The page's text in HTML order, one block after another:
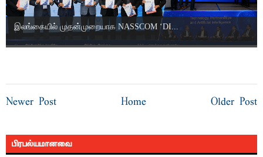
இலங்கையில் முதன்முறையாக NASSCOM ‘DI...
Newer Post Older Post
Home
பிரபல்யமானவை